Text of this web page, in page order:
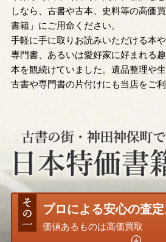
しなら、古書や古本、史料等の高価
書籍」にご用命ください。
手軽に手に取りお読みいただける本
専門書、あるいは愛好家に好まれる
本を観続けていました。遺品整理や
古書や専門書の片付けにも当店をご利
プロによる安心の査定
価値あるものは高価買取